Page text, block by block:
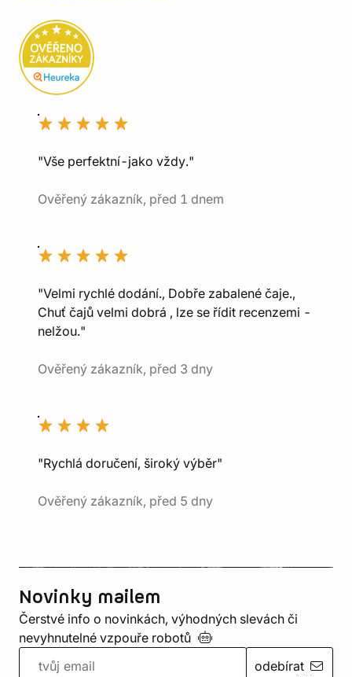
"Vše perfektní-jako vždy."
Ověřený zákazník, před 1 dnem
"Velmi rychlé dodání., Dobře zabalené čaje.,
Chuť čajů velmi dobrá , lze se řídit recenzemi -
nelžou."
Ověřený zákazník, před 3 dny
"Rychlá doručení, široký výběr"
Ověřený zákazník, před 5 dny
Novinky mailem
Čerstvé info o novinkách, výhodných slevách či
nevyhnutelné vzpouře robotů
odebírat